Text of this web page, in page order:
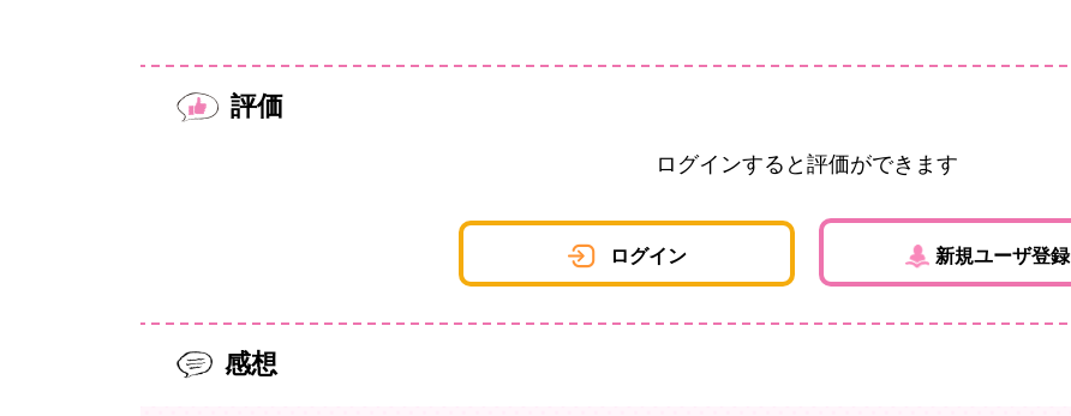
評価
ログインすると評価ができます
ログイン 新規ユーザ登録
感想